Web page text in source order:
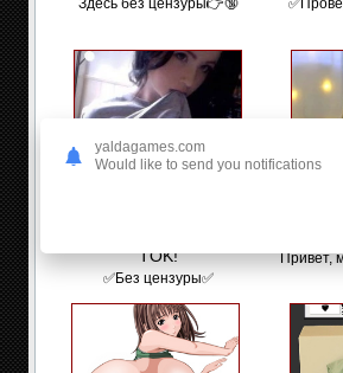
Здесь без цензуры👉🔞
TOK!
✅Без цензуры✅
Привет,
yaldagames.com
Would like to send you notifications